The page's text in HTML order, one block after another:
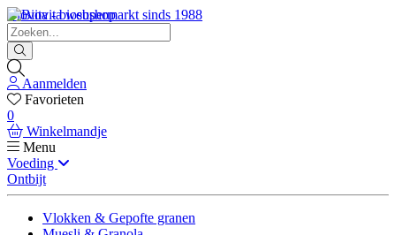
Biovita - biosupermarkt sinds 1988
Aanmelden
Favorieten
0
Winkelmandje
Menu
Voeding
Ontbijt
Vlokken & Gepofte granen